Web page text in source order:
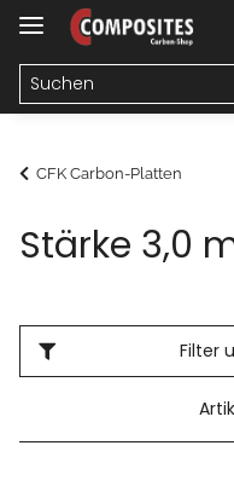
CFK Carbon-Platten
Stärke 3,0
Filter